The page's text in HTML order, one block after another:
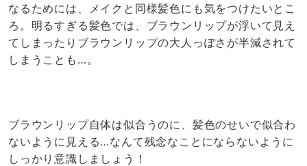
なるためには、メイクと同様髪色にも気をつけたいとこ
ろ。明るすぎる髪色では、ブラウンリップが浮いて見え
てしまったりブラウンリップの大人っぽさが半減されて
しまうことも…。
ブラウンリップ自体は似合うのに、髪色のせいで似合わ
ないように見える…なんて残念なことにならないように
しっかり意識しましょう！